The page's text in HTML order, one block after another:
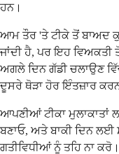
ਹਨ।
ਆਮ ਤੌਰ 'ਤੇ ਟੀਕੇ ਤੋਂ ਬਾਅਦ
ਜਾਂਦੀ ਹੈ, ਪਰ ਇਹ ਵਿਅਕਤੀ
ਅਗਲੇ ਦਿਨ ਗੱਡੀ ਚਲਾਉਣ
ਦੂਸਰੇ ਥੋੜਾ ਹੋਰ ਇੰਤਜ਼ਾਰ
ਆਪਣੀਆਂ ਟੀਕਾ ਮੁਲਾਕਾਤਾਂ
ਬਣਾਓ, ਅਤੇ ਬਾਕੀ ਦਿਨ
ਗਤੀਵਿਧੀਆਂ ਨੂੰ ਤਹਿ ਨਾ